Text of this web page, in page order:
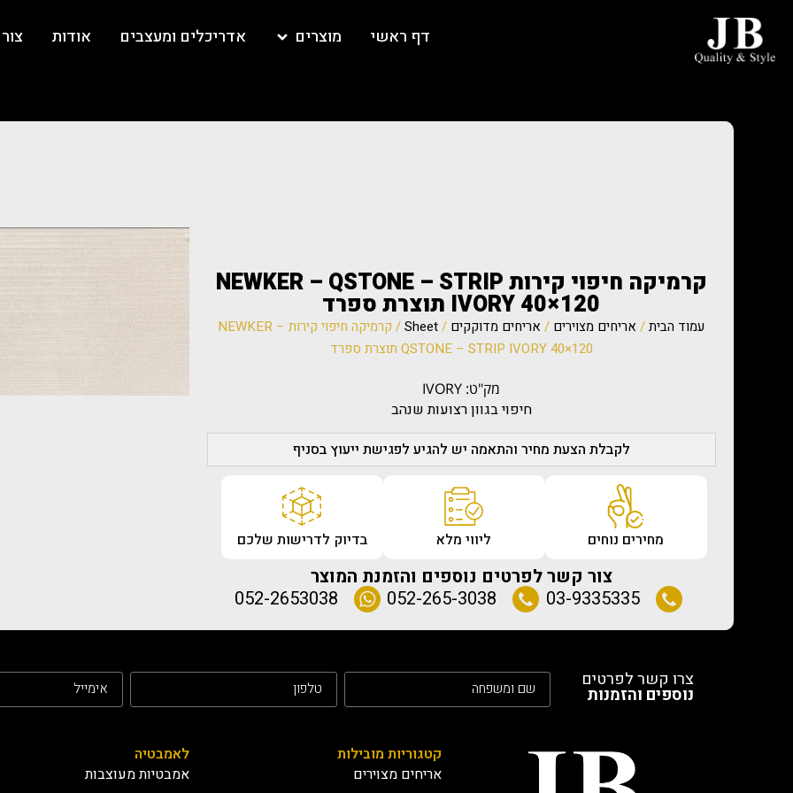
דף ראשי מוצרים אדריכלים ומעצבים אודות
קרמיקה חיפוי קירות NEWKER – QSTONE – STRIP
IVORY 40×120 תוצרת ספרד
עמוד הבית/ אריחים מצוירים / אריחים מדוקקים /
Sheet
/ קרמיקה חיפוי קירות NEWKER –
QSTONE – STRIP IVORY 40×120 תוצרת ספרד
מק"ט: IVORY
חיפוי בגוון רצועות שנהב
לקבלת הצעת מחיר והתאמה יש להגיע לפגישת ייעוץ בסניף
מחירים נוחים ליווי מלא בדיוק לדרישות שלכם
צור קשר לפרטים נוספים והזמנת המוצר
03-9335335
052-265-3038
052-2653038
צרו קשר לפרטים
נוספים והזמנות
קטגוריות מובילות
אריחים מצוירים
לאמבטיה
אמבטיות מעוצבות